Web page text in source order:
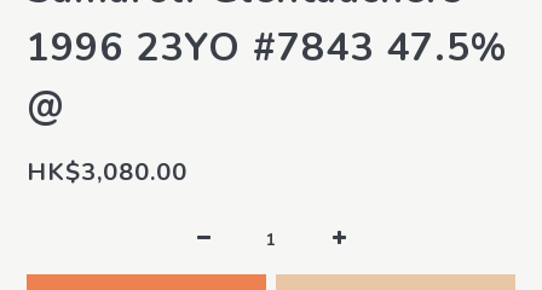
1996 23YO #7843 47.5%
@
HK$3,080.00